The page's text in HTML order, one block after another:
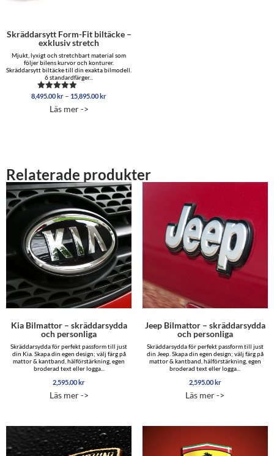
Skräddarsytt Form-Fit biltäcke –
exklusiv stretch
Mjukt, lyxigt och stretchbart material som
följer bilens kurvor och konturer.
Skräddarsytt biltäcke till din exakta bilmodell.
6 standardfärger...
Betygsatt
av 5
8,495.00kr – 15,895.00krPrisintervall:
Läs mer ->
Relaterade produkter
Kia Bilmattor – skräddarsydda
och personliga
Skräddarsydda för perfekt passform till just
din Kia. Skapa din egen design; välj färg på
mattor & kantband, hälförstärkning, egen
broderad text eller logga...
2,595.00kr
Läs mer ->
Jeep Bilmattor – skräddarsydda
och personliga
Skräddarsydda för perfekt passform till just
din Jeep. Skapa din egen design; välj färg på
mattor & kantband, hälförstärkning, egen
broderad text eller logga...
2,595.00kr
Läs mer ->